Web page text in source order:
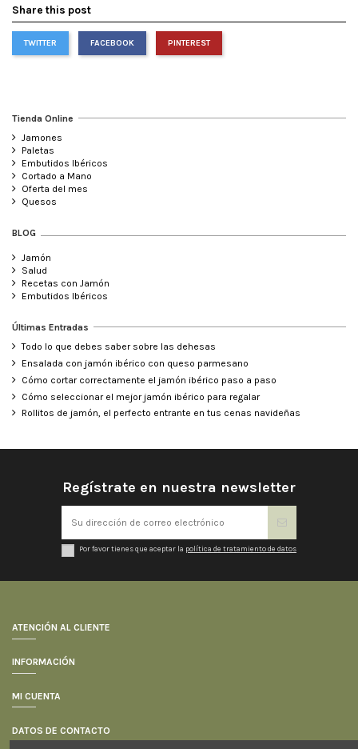
Share this post
TWITTER FACEBOOK PINTEREST
Tienda Online
Jamones
Paletas
Embutidos Ibéricos
Cortado a Mano
Oferta del mes
Quesos
BLOG
Jamón
Salud
Recetas con Jamón
Embutidos Ibéricos
Últimas Entradas
Todo lo que debes saber sobre las dehesas
Ensalada con jamón ibérico con queso parmesano
Cómo cortar correctamente el jamón ibérico paso a paso
Cómo seleccionar el mejor jamón ibérico para regalar
Rollitos de jamón, el perfecto entrante en tus cenas navideñas
Regístrate en nuestra newsletter
Por favor tienes que aceptar la política de tratamiento de datos
ATENCIÓN AL CLIENTE
INFORMACIÓN
MI CUENTA
DATOS DE CONTACTO